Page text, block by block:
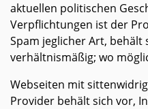
aktuellen politischen
Verpflichtungen ist der
Spam jeglicher Art,
verhältnismäßig; wo
Webseiten mit
Provider behält sich vor,